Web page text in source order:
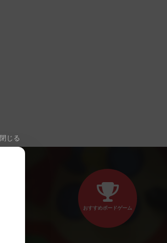
閉じる
おすすめボードゲーム